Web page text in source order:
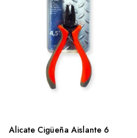
Alicate Cigüeña Aislante 6